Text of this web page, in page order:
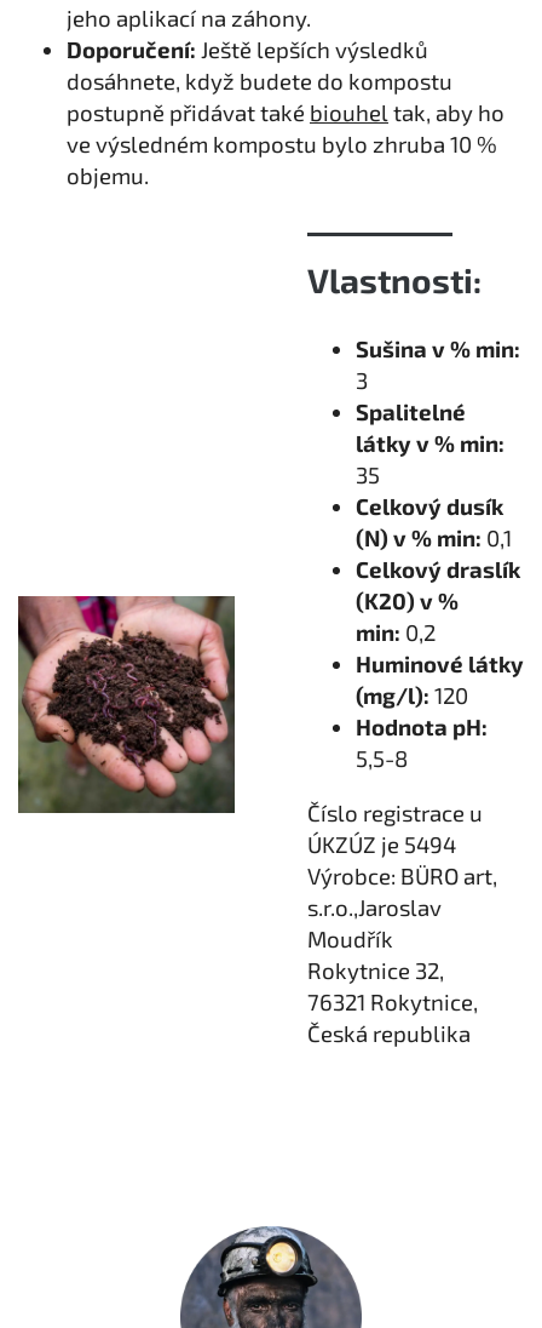
jeho aplikací na záhony.
Doporučení: Ještě lepších výsledků
dosáhnete, když budete do kompostu
postupně přidávat také biouhel tak, aby ho
ve výsledném kompostu bylo zhruba 10 %
objemu.
Vlastnosti:
Sušina v % min:
3
Spalitelné
látky v % min:
35
Celkový dusík
(N) v % min: 0,1
Celkový draslík
(K20) v %
min: 0,2
Huminové látky
(mg/l): 120
Hodnota pH:
5,5-8
Číslo registrace u
ÚKZÚZ je 5494
Výrobce: BÜRO art,
s.r.o.,Jaroslav
Moudřík
Rokytnice 32,
76321 Rokytnice,
Česká republika